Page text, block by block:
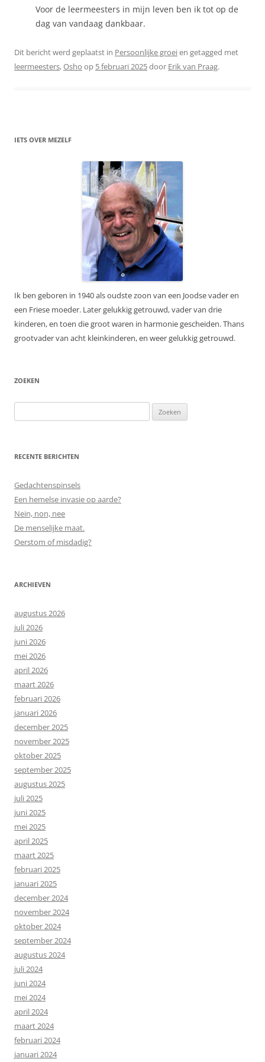
Voor de leermeesters in mijn leven ben ik tot op de
dag van vandaag dankbaar.
Dit bericht werd geplaatst in Persoonlijke groeien getagged met
leermeesters,Osho op 5 februari 2025door Erik van Praag.
IETS OVER MEZELF
Ik ben geboren in 1940 als oudste zoon van een Joodse vader en
een Friese moeder. Later gelukkig getrouwd, vader van drie
kinderen, en toen die groot waren in harmonie gescheiden. Thans
grootvader van acht kleinkinderen, en weer gelukkig getrouwd.
ZOEKEN
naar:
RECENTE BERICHTEN
Gedachtenspinsels
Een hemelse invasie op aarde?
Nein, non, nee
De menselijke maat.
Oerstom of misdadig?
ARCHIEVEN
augustus 2026
juli 2026
juni 2026
mei 2026
april 2026
maart 2026
februari 2026
januari 2026
december 2025
november 2025
oktober 2025
september 2025
augustus 2025
juli 2025
juni 2025
mei 2025
april 2025
maart 2025
februari 2025
januari 2025
december 2024
november 2024
oktober 2024
september 2024
augustus 2024
juli 2024
juni 2024
mei 2024
april 2024
maart 2024
februari 2024
januari 2024